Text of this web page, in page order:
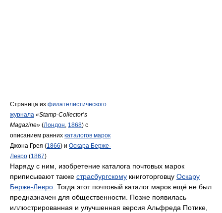
Страница из филателистического
журнала «Stamp-Collector’s
Magazine» (Лондон 1868) с
описанием ранних каталогов марок
Джона Грея (1866) и Оскара Берже-
Левро (1867)
Наряду с ним, изобретение каталога почтовых марок
приписывают также страсбургскому книготорговцу Оскару
Берже-Левро . Тогда этот почтовый каталог марок ещё не был
предназначен для общественности. Позже появилась
иллюстрированная и улучшенная версия Альфреда Потике,